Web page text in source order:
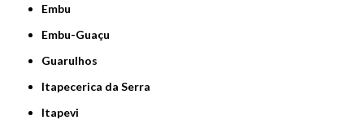
Embu
Embu-Guaçu
Guarulhos
Itapecerica da Serra
Itapevi